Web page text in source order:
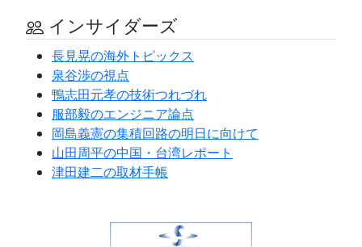
インサイダーズ
長見晃の海外トピックス
泉谷渉の視点
鴨志田元孝の技術つれづれ
服部毅のエンジニア論点
岡島義憲の集積回路の明日に向けて
山田周平の中国・台湾レポート
津田建二の取材手帳